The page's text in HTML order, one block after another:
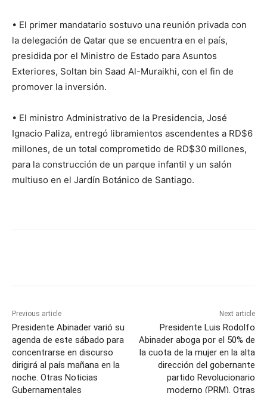
• El primer mandatario sostuvo una reunión privada con
la delegación de Qatar que se encuentra en el país,
presidida por el Ministro de Estado para Asuntos
Exteriores, Soltan bin Saad Al-Muraikhi, con el fin de
promover la inversión.
• El ministro Administrativo de la Presidencia, José
Ignacio Paliza, entregó libramientos ascendentes a RD$6
millones, de un total comprometido de RD$30 millones,
para la construcción de un parque infantil y un salón
multiuso en el Jardín Botánico de Santiago.
Previous article
Presidente Abinader varió su
agenda de este sábado para
concentrarse en discurso
dirigirá al país mañana en la
noche. Otras Noticias
Gubernamentales
Next article
Presidente Luis Rodolfo
Abinader aboga por el 50% de
la cuota de la mujer en la alta
dirección del gobernante
partido Revolucionario
moderno (PRM). Otras